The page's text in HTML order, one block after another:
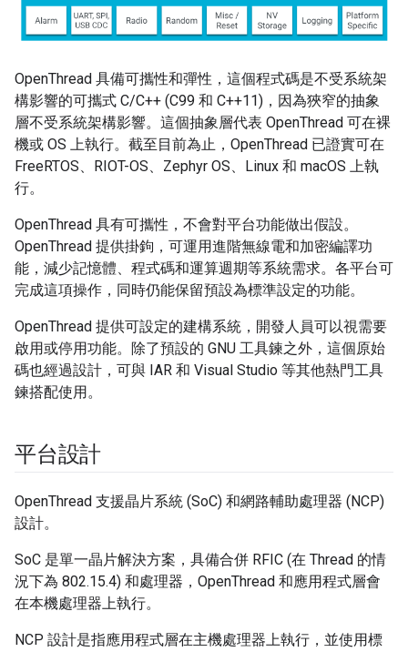
OpenThread 具備可攜性和彈性，這個程式碼是不受系統架
構影響的可攜式 C/C++ (C99 和 C++11)，因為狹窄的抽象
層不受系統架構影響。這個抽象層代表 OpenThread 可在裸
機或 OS 上執行。截至目前為止，OpenThread 已證實可在
FreeRTOS、RIOT-OS、Zephyr OS、Linux 和 macOS 上執
行。
OpenThread 具有可攜性，不會對平台功能做出假設。
OpenThread 提供掛鉤，可運用進階無線電和加密編譯功
能，減少記憶體、程式碼和運算週期等系統需求。各平台可
完成這項操作，同時仍能保留預設為標準設定的功能。
OpenThread 提供可設定的建構系統，開發人員可以視需要
啟用或停用功能。除了預設的 GNU 工具鍊之外，這個原始
碼也經過設計，可與 IAR 和 Visual Studio 等其他熱門工具
鍊搭配使用。
平台設計
OpenThread 支援晶片系統 (SoC) 和網路輔助處理器 (NCP)
設計。
SoC 是單一晶片解決方案，具備合併 RFIC (在 Thread 的情
況下為 802.15.4) 和處理器，OpenThread 和應用程式層會
在本機處理器上執行。
NCP 設計是指應用程式層在主機處理器上執行，並使用標